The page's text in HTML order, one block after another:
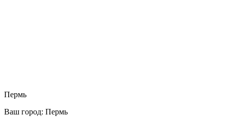
Пермь
Ваш город: Пермь